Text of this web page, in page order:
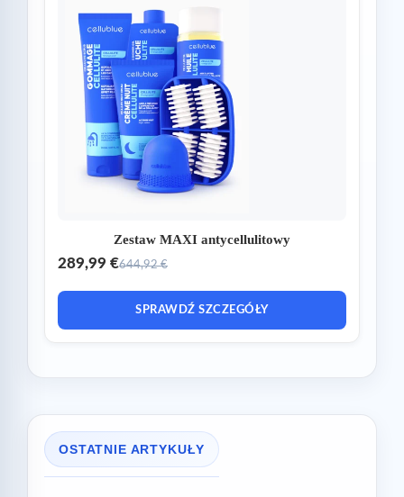
Zestaw MAXI antycellulitowy
289,99 €644,92 €
SPRAWDŹ SZCZEGÓŁY
OSTATNIE ARTYKUŁY